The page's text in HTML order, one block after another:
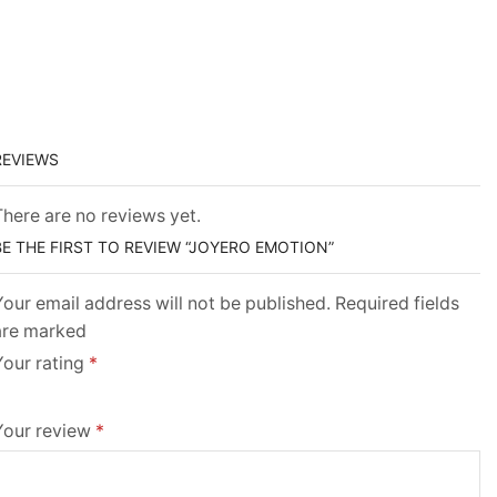
are no reviews yet.
THE FIRST TO REVIEW “JOYERO EMOTION”
email address will not be published. Required fields
marked
rating *
review *